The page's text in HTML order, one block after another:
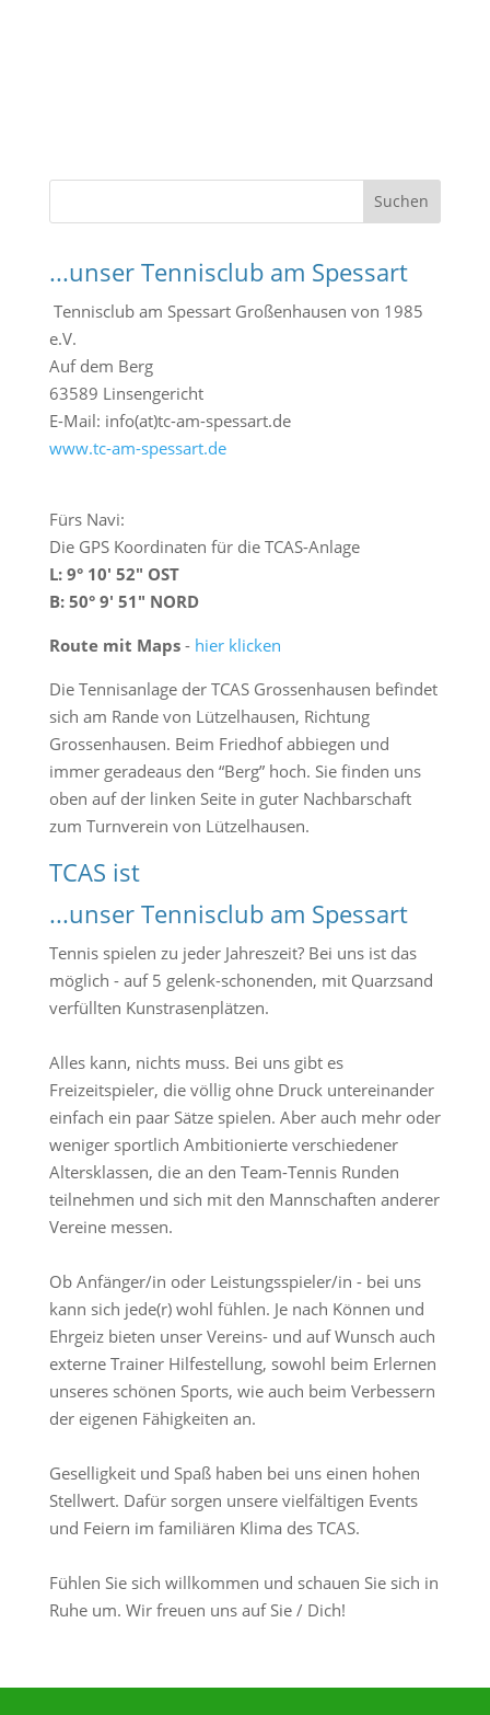
u
h
e
Suchen
...unser Tennisclub am Spessart
Tennisclub am Spessart Großenhausen von 1985
e.V.
Auf dem Berg
63589 Linsengericht
E-Mail: info(at)tc-am-spessart.de
www.tc-am-spessart.de
Fürs Navi:
Die GPS Koordinaten für die TCAS-Anlage
L: 9° 10′ 52″ OST
B: 50° 9′ 51″ NORD
Route mit Maps- hier klicken
Die Tennisanlage der TCAS Grossenhausen befindet
sich am Rande von Lützelhausen, Richtung
Grossenhausen. Beim Friedhof abbiegen und
immer geradeaus den “Berg” hoch. Sie finden uns
oben auf der linken Seite in guter Nachbarschaft
zum Turnverein von Lützelhausen.
TCAS ist
...unser Tennisclub am Spessart
Tennis spielen zu jeder Jahreszeit? Bei uns ist das
möglich - auf 5 gelenk-schonenden, mit Quarzsand
verfüllten Kunstrasenplätzen.
Alles kann, nichts muss. Bei uns gibt es
Freizeitspieler, die völlig ohne Druck untereinander
einfach ein paar Sätze spielen. Aber auch mehr oder
weniger sportlich Ambitionierte verschiedener
Altersklassen, die an den Team-Tennis Runden
teilnehmen und sich mit den Mannschaften anderer
Vereine messen.
Ob Anfänger/in oder Leistungsspieler/in - bei uns
kann sich jede(r) wohl fühlen. Je nach Können und
Ehrgeiz bieten unser Vereins- und auf Wunsch auch
externe Trainer Hilfestellung, sowohl beim Erlernen
unseres schönen Sports, wie auch beim Verbessern
der eigenen Fähigkeiten an.
Geselligkeit und Spaß haben bei uns einen hohen
Stellwert. Dafür sorgen unsere vielfältigen Events
und Feiern im familiären Klima des TCAS.
Fühlen Sie sich willkommen und schauen Sie sich in
Ruhe um. Wir freuen uns auf Sie / Dich!